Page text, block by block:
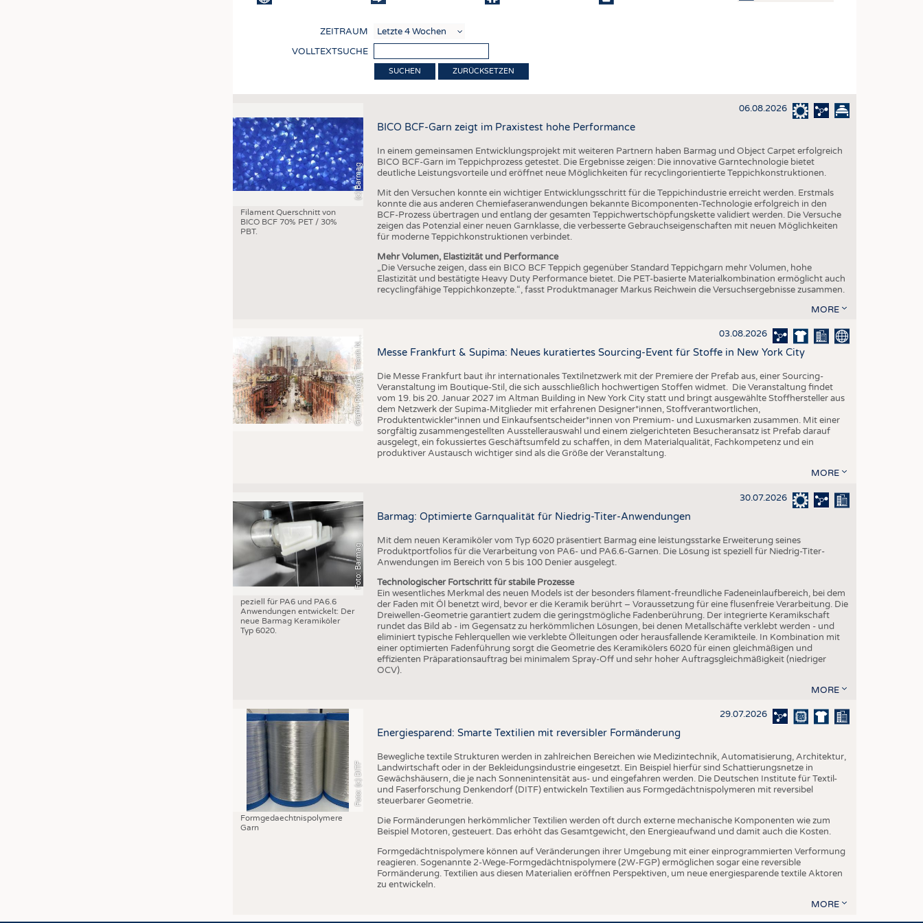
NACHHALTIGKEIT
KREISLAUFWIRTSCHAFT
TECHNISCHE TEXTILIEN
SMART TEXTILES
MEDIZIN
BEKLEIDUNG
TESTS
KRÜGER PERSONAL HEADHUNTING
PRAKTIKA & AUSBILDUNGEN
AUSSCHREIBUNGEN
DTV AUSSCHREIBUNGSDIENST
DAUNENCHECK
TERMINE
BRANCHENTERMINE
ZEITRAUM
VOLLTEXTSUCHE
ZURÜCKSETZEN
(c) Barmag
Filament Querschnitt von
BICO BCF 70% PET / 30%
PBT.
06.08.2026
BICO BCF-Garn zeigt im Praxistest hohe Performance
In einem gemeinsamen Entwicklungsprojekt mit weiteren Partnern haben Barmag und Object Carpet erfolgreich
BICO BCF-Garn im Teppichprozess getestet. Die Ergebnisse zeigen: Die innovative Garntechnologie bietet
deutliche Leistungsvorteile und eröffnet neue Möglichkeiten für recyclingorientierte Teppichkonstruktionen.
Mit den Versuchen konnte ein wichtiger Entwicklungsschritt für die Teppichindustrie erreicht werden. Erstmals
konnte die aus anderen Chemiefaseranwendungen bekannte Bicomponenten-Technologie erfolgreich in den
BCF-Prozess übertragen und entlang der gesamten Teppichwertschöpfungskette validiert werden. Die Versuche
zeigen das Potenzial einer neuen Garnklasse, die verbesserte Gebrauchseigenschaften mit neuen Möglichkeiten
für moderne Teppichkonstruktionen verbindet.
Mehr Volumen, Elastizität und Performance
„Die Versuche zeigen, dass ein BICO BCF Teppich gegenüber Standard Teppichgarn mehr Volumen, hohe
Elastizität und bestätigte Heavy Duty Performance bietet. Die PET-basierte Materialkombination ermöglicht auch
recyclingfähige Teppichkonzepte.“, fasst Produktmanager Markus Reichwein die Versuchsergebnisse zusammen.
MORE
r
a
f
i
k
P
i
x
a
b
a
y
,
T
h
a
n
h
N
g
u
y
e
n
S
l 03.08.2026
Messe Frankfurt & Supima: Neues kuratiertes Sourcing-Event für Stoffe in New York City
Die Messe Frankfurt baut ihr internationales Textilnetzwerk mit der Premiere der Prefab aus, einer Sourcing-
Veranstaltung im Boutique-Stil, die sich ausschließlich hochwertigen Stoffen widmet. Die Veranstaltung findet
vom 19. bis 20. Januar 2027 im Altman Building in New York City statt und bringt ausgewählte Stoffhersteller aus
dem Netzwerk der Supima-Mitglieder mit erfahrenen Designer*innen, Stoffverantwortlichen,
Produktentwickler*innen und Einkaufsentscheider*innen von Premium- und Luxusmarken zusammen. Mit einer
sorgfältig zusammengestellten Ausstellerauswahl und einem zielgerichteten Besucheransatz ist Prefab darauf
ausgelegt, ein fokussiertes Geschäftsumfeld zu schaffen, in dem Materialqualität, Fachkompetenz und ein
produktiver Austausch wichtiger sind als die Größe der Veranstaltung.
MORE
Foto: Barmag
peziell für PA6 und PA6.6
Anwendungen entwickelt: Der
neue Barmag Keramiköler
Typ 6020.
30.07.2026
Barmag: Optimierte Garnqualität für Niedrig-Titer-Anwendungen
Mit dem neuen Keramiköler vom Typ 6020 präsentiert Barmag eine leistungsstarke Erweiterung seines
Produktportfolios für die Verarbeitung von PA6- und PA6.6-Garnen. Die Lösung ist speziell für Niedrig-Titer-
Anwendungen im Bereich von 5 bis 100 Denier ausgelegt.
Technologischer Fortschritt für stabile Prozesse
Ein wesentliches Merkmal des neuen Models ist der besonders filament-freundliche Fadeneinlaufbereich, bei dem
der Faden mit Öl benetzt wird, bevor er die Keramik berührt – Voraussetzung für eine flusenfreie Verarbeitung. Die
Dreiwellen-Geometrie garantiert zudem die geringstmögliche Fadenberührung. Der integrierte Keramikschaft
rundet das Bild ab - im Gegensatz zu herkömmlichen Lösungen, bei denen Metallschäfte verklebt werden - und
eliminiert typische Fehlerquellen wie verklebte Ölleitungen oder herausfallende Keramikteile. In Kombination mit
einer optimierten Fadenführung sorgt die Geometrie des Keramikölers 6020 für einen gleichmäßigen und
effizienten Präparationsauftrag bei minimalem Spray-Off und sehr hoher Auftragsgleichmäßigkeit (niedriger
OCV).
MORE
Foto: (c) DITF
Formgedaechtnispolymere
Garn
29.07.2026
Energiesparend: Smarte Textilien mit reversibler Formänderung
Bewegliche textile Strukturen werden in zahlreichen Bereichen wie Medizintechnik, Automatisierung, Architektur,
Landwirtschaft oder in der Bekleidungsindustrie eingesetzt. Ein Beispiel hierfür sind Schattierungsnetze in
Gewächshäusern, die je nach Sonnenintensität aus- und eingefahren werden. Die Deutschen Institute für Textil-
und Faserforschung Denkendorf (DITF) entwickeln Textilien aus Formgedächtnispolymeren mit reversibel
steuerbarer Geometrie.
Die Formänderungen herkömmlicher Textilien werden oft durch externe mechanische Komponenten wie zum
Beispiel Motoren, gesteuert. Das erhöht das Gesamtgewicht, den Energieaufwand und damit auch die Kosten.
Formgedächtnispolymere können auf Veränderungen ihrer Umgebung mit einer einprogrammierten Verformung
reagieren. Sogenannte 2-Wege-Formgedächtnispolymere (2W-FGP) ermöglichen sogar eine reversible
Formänderung. Textilien aus diesen Materialien eröffnen Perspektiven, um neue energiesparende textile Aktoren
zu entwickeln.
MORE